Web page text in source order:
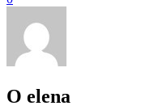
О elena